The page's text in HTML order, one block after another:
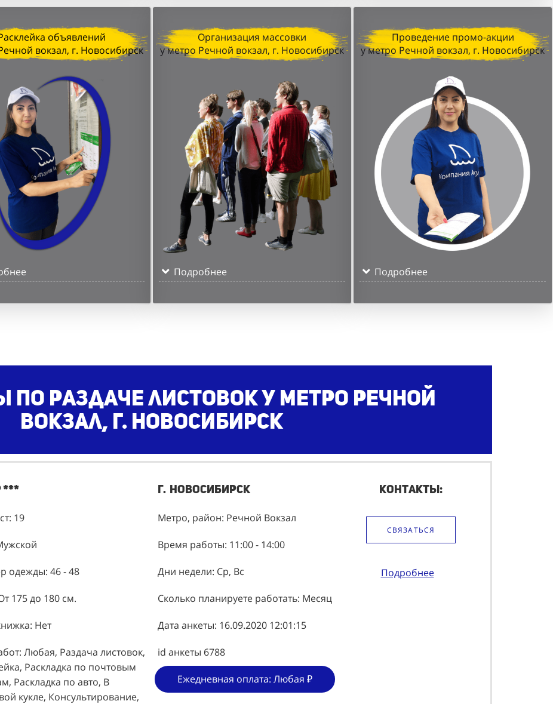
объявлений
вокзал, г. Новосибирск
Организация массовки
у метро Речной вокзал, г. Новосибирск
Подробнее
Проведение промо-акции
у метро Речной вокзал, г. Новосибирск
Подробнее
по раздаче листовок у метро Речной
вокзал, г. Новосибирск
***
19
одежды: 46 - 48
175 до 180 см.
Нет
Любая, Раздача листовок,
Раскладка по почтовым
Раскладка по авто, В
кукле, Консультирование,
г. Новосибирск
Метро, район: Речной Вокзал
Время работы: 11:00 - 14:00
Дни недели: Ср, Вс
Сколько планируете работать: Месяц
Дата анкеты: 16.09.2020 12:01:15
id анкеты 6788
Ежедневная оплата: Любая ₽
Контакты:
СВЯЗАТЬСЯ
Подробнее